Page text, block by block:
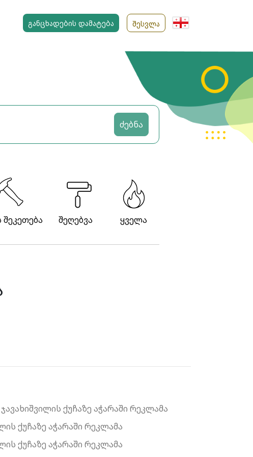
ᲒᲐᲜᲪᲮᲐᲓᲔᲑᲘᲡ ᲓᲐᲛᲐᲢᲔᲑᲐ ᲨᲔᲡᲕᲚᲐ
ძებნა
შეღებვა ყველა
ქუჩაზე აჭარაში რეკლამა
ქუჩაზე აჭარაში რეკლამა
ქუჩაზე აჭარაში რეკლამა